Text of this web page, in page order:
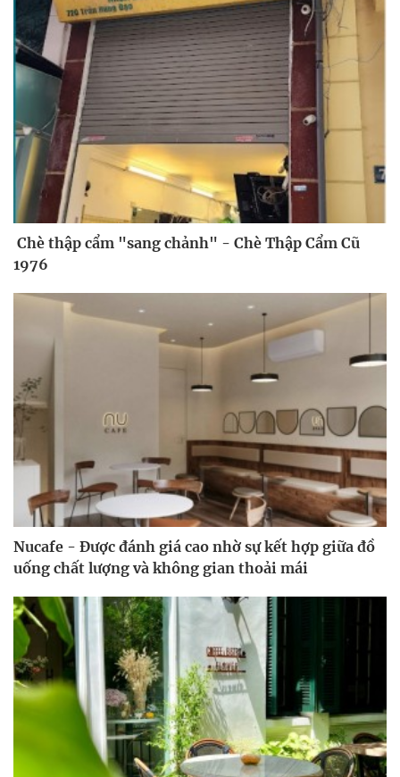
Chè thập cẩm "sang chảnh" - Chè Thập Cẩm Cũ
1976
Nucafe - Được đánh giá cao nhờ sự kết hợp giữa đồ
uống chất lượng và không gian thoải mái